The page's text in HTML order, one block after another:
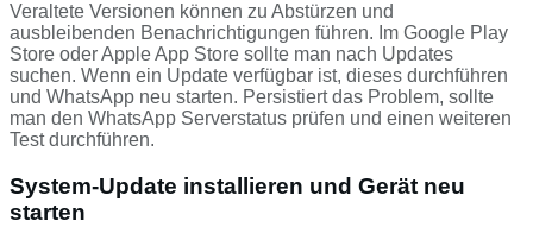
Veraltete Versionen können zu Abstürzen und
ausbleibenden Benachrichtigungen führen. Im Google Play
Store oder Apple App Store sollte man nach Updates
suchen. Wenn ein Update verfügbar ist, dieses durchführen
und WhatsApp neu starten. Persistiert das Problem, sollte
man den WhatsApp Serverstatus prüfen und einen weiteren
Test durchführen.
System-Update installieren und Gerät neu
starten